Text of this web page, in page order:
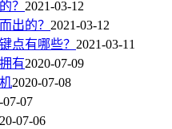
？ 2021-03-12
出的？ 2021-03-12
点有哪些？ 2021-03-11
有2020-07-09
2020-07-08
07-07
07-06